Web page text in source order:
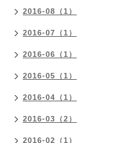
2016-08（1）
2016-07（1）
2016-06（1）
2016-05（1）
2016-04（1）
2016-03（2）
2016-02（1）